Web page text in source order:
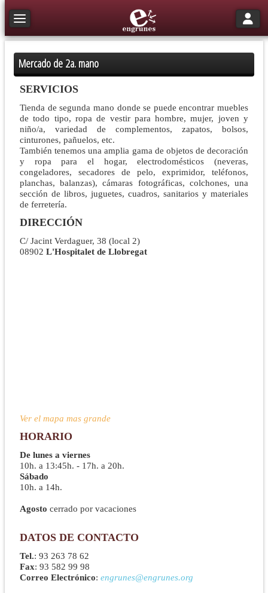
Toggle navigation Toggle
Mercado de 2a. mano
SERVICIOS
Tienda de segunda mano donde se puede encontrar muebles
de todo tipo, ropa de vestir para hombre, mujer, joven y
niño/a, variedad de complementos, zapatos, bolsos,
cinturones, pañuelos, etc.
También tenemos una amplia gama de objetos de decoración
y ropa para el hogar, electrodomésticos (neveras,
congeladores, secadores de pelo, exprimidor, teléfonos,
planchas, balanzas), cámaras fotográficas, colchones, una
sección de libros, juguetes, cuadros, sanitarios y materiales
de ferretería.
DIRECCIÓN
C/ Jacint Verdaguer, 38 (local 2)
08902 L'Hospitalet de Llobregat
Ver el mapa mas grande
HORARIO
De lunes a viernes
10h. a 13:45h. - 17h. a 20h.
Sábado
10h. a 14h.
Agosto cerrado por vacaciones
DATOS DE CONTACTO
Tel.: 93 263 78 62
Fax: 93 582 99 98
Correo Electrónico: engrunes@engrunes.org